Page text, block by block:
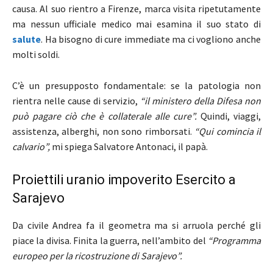
causa. Al suo rientro a Firenze, marca visita ripetutamente
ma nessun ufficiale medico mai esamina il suo stato di
salute. Ha bisogno di cure immediate ma ci vogliono anche
molti soldi.
C’è un presupposto fondamentale: se la patologia non
rientra nelle cause di servizio, “il ministero della Difesa non
può pagare ciò che è collaterale alle cure”.Quindi, viaggi,
assistenza, alberghi, non sono rimborsati. “Qui comincia il
calvario”, mi spiega Salvatore Antonaci, il papà.
Proiettili uranio impoverito Esercito a
Sarajevo
Da civile Andrea fa il geometra ma si arruola perché gli
piace la divisa. Finita la guerra, nell’ambito del “Programma
europeo per la ricostruzione di Sarajevo”.